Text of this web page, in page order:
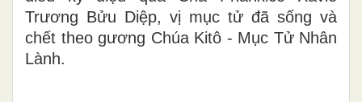
Trương Bửu Diệp, vị mục tử đã sống và
chết theo gương Chúa Kitô - Mục Tử Nhân
Lành.